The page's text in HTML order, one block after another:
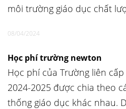
môi trường giáo dục chất
08/04/2024
Học phí trường newton
Học phí của Trường liên
2024-2025 được chia theo
thống giáo dục khác nhau.